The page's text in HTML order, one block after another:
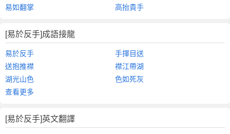
易如翻掌
高抬貴手
[易於反手]成語接龍
易於反手
手揮目送
送抱推襟
襟江帶湖
湖光山色
色如死灰
查看更多
[易於反手]英文翻譯